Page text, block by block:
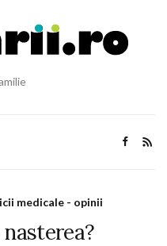
medicale - opinii